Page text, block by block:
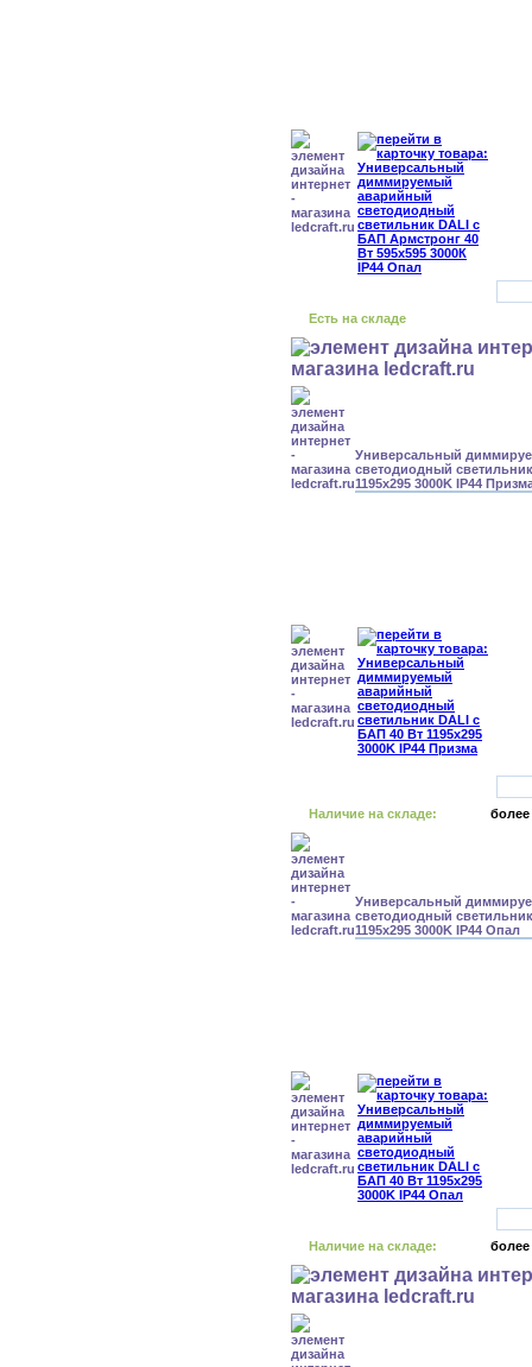
Есть на складе
Универсальный
светодиодный
1195x295 3000K IP44
Наличие на складе: более
Универсальный
светодиодный
1195x295 3000K IP44 Опал
Наличие на складе: более